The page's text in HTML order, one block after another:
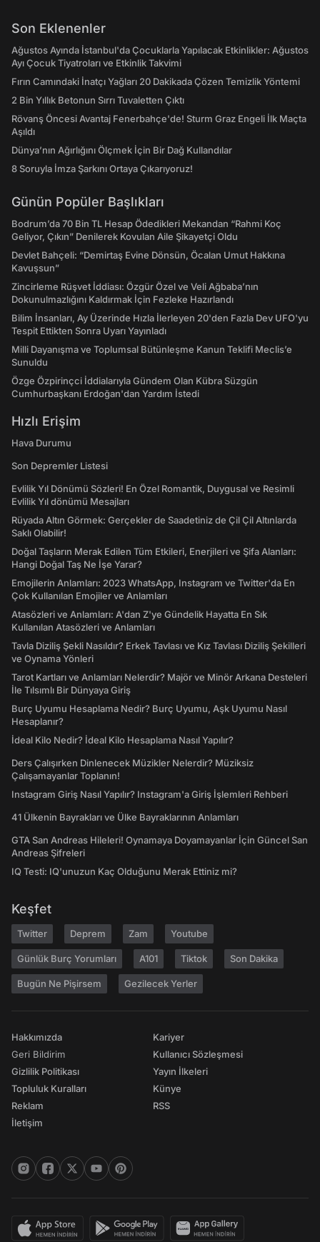
Son Eklenenler
Ağustos Ayında İstanbul'da Çocuklarla Yapılacak Etkinlikler: Ağustos
Ayı Çocuk Tiyatroları ve Etkinlik Takvimi
Fırın Camındaki İnatçı Yağları 20 Dakikada Çözen Temizlik Yöntemi
2 Bin Yıllık Betonun Sırrı Tuvaletten Çıktı
Rövanş Öncesi Avantaj Fenerbahçe'de! Sturm Graz Engeli İlk Maçta
Aşıldı
Dünya’nın Ağırlığını Ölçmek İçin Bir Dağ Kullandılar
8 Soruyla İmza Şarkını Ortaya Çıkarıyoruz!
Günün Popüler Başlıkları
Bodrum’da 70 Bin TL Hesap Ödedikleri Mekandan “Rahmi Koç
Geliyor, Çıkın” Denilerek Kovulan Aile Şikayetçi Oldu
Devlet Bahçeli: “Demirtaş Evine Dönsün, Öcalan Umut Hakkına
Kavuşsun”
Zincirleme Rüşvet İddiası: Özgür Özel ve Veli Ağbaba’nın
Dokunulmazlığını Kaldırmak İçin Fezleke Hazırlandı
Bilim İnsanları, Ay Üzerinde Hızla İlerleyen 20'den Fazla Dev UFO'yu
Tespit Ettikten Sonra Uyarı Yayınladı
Milli Dayanışma ve Toplumsal Bütünleşme Kanun Teklifi Meclis’e
Sunuldu
Özge Özpirinçci İddialarıyla Gündem Olan Kübra Süzgün
Cumhurbaşkanı Erdoğan'dan Yardım İstedi
Hızlı Erişim
Hava Durumu
Son Depremler Listesi
Evlilik Yıl Dönümü Sözleri! En Özel Romantik, Duygusal ve Resimli
Evlilik Yıl dönümü Mesajları
Rüyada Altın Görmek: Gerçekler de Saadetiniz de Çil Çil Altınlarda
Saklı Olabilir!
Doğal Taşların Merak Edilen Tüm Etkileri, Enerjileri ve Şifa Alanları:
Hangi Doğal Taş Ne İşe Yarar?
Emojilerin Anlamları: 2023 WhatsApp, Instagram ve Twitter'da En
Çok Kullanılan Emojiler ve Anlamları
Atasözleri ve Anlamları: A'dan Z'ye Gündelik Hayatta En Sık
Kullanılan Atasözleri ve Anlamları
Tavla Diziliş Şekli Nasıldır? Erkek Tavlası ve Kız Tavlası Diziliş Şekilleri
ve Oynama Yönleri
Tarot Kartları ve Anlamları Nelerdir? Majör ve Minör Arkana Desteleri
İle Tılsımlı Bir Dünyaya Giriş
Burç Uyumu Hesaplama Nedir? Burç Uyumu, Aşk Uyumu Nasıl
Hesaplanır?
İdeal Kilo Nedir? İdeal Kilo Hesaplama Nasıl Yapılır?
Ders Çalışırken Dinlenecek Müzikler Nelerdir? Müziksiz
Çalışamayanlar Toplanın!
Instagram Giriş Nasıl Yapılır? Instagram'a Giriş İşlemleri Rehberi
41 Ülkenin Bayrakları ve Ülke Bayraklarının Anlamları
GTA San Andreas Hileleri! Oynamaya Doyamayanlar İçin Güncel San
Andreas Şifreleri
IQ Testi: IQ'unuzun Kaç Olduğunu Merak Ettiniz mi?
Keşfet
Twitter Deprem Zam Youtube
Günlük Burç Yorumları A101 Tiktok Son Dakika
Bugün Ne Pişirsem Gezilecek Yerler
Hakkımızda
Geri Bildirim
Gizlilik Politikası
Topluluk Kuralları
Reklam
İletişim
Kariyer
Kullanıcı Sözleşmesi
Yayın İlkeleri
Künye
RSS